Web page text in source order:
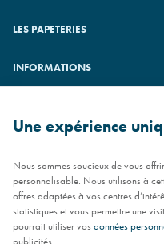
LES PAPETERIES
INFORMATIONS
Une expérience
Nous sommes soucieux de vous
personnalisable. Nous utilisons à
offres adaptées à vos centres
statistiques et vous permettre une
pourrait utiliser vosdonnées
publicités.